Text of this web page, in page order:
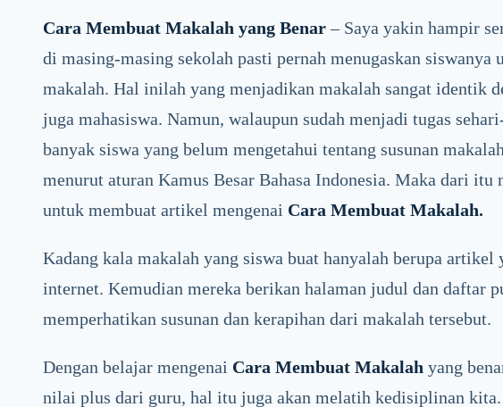
Cara Membuat Makalah yang Benar– Saya yakin hampir
di masing-masing sekolah pasti pernah menugaskan siswanya
makalah. Hal inilah yang menjadikan makalah sangat identik
juga mahasiswa. Namun, walaupun sudah menjadi tugas
banyak siswa yang belum mengetahui tentang susunan
menurut aturan Kamus Besar Bahasa Indonesia. Maka dari itu
untuk membuat artikel mengenai Cara Membuat Makalah.
Kadang kala makalah yang siswa buat hanyalah berupa artikel
internet. Kemudian mereka berikan halaman judul dan daftar
memperhatikan susunan dan kerapihan dari makalah tersebut.
Dengan belajar mengenai Cara Membuat Makalahyang
nilai plus dari guru, hal itu juga akan melatih kedisiplinan